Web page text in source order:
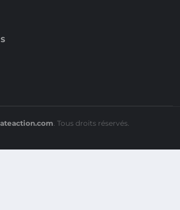
. Tous droits réservés.